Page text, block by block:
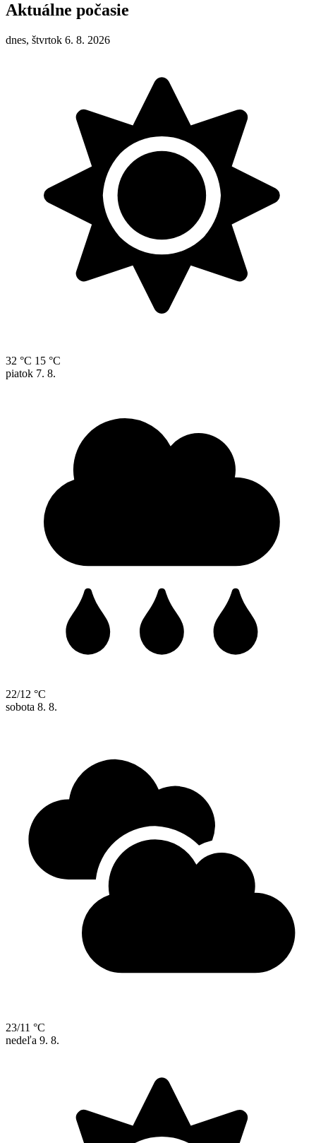
Aktuálne počasie
dnes, štvrtok 6. 8. 2026
32 °C 15 °C
piatok 7. 8.
22/12 °C
sobota 8. 8.
23/11 °C
nedeľa 9. 8.